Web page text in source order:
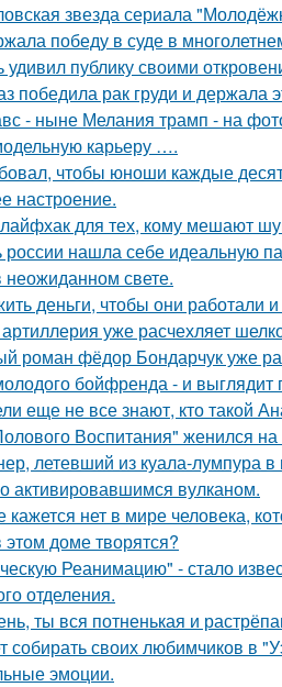
звезда сериала
победу в суде в
публику своими
победила рак груди и держала
- ныне Мелания трамп - на
карьеру ….
чтобы юноши каждые
настроение.
для тех, кому мешают
нашла себе идеальную
свете.
деньги, чтобы они работали
уже расчехляет
роман фёдор Бондарчук уже
бойфренда - и выглядит
еще не все знают, кто такой
Воспитания" женился
летевший из куала-лумпура в
активировавшимся вулканом.
нет в мире человека,
доме творятся?
Реанимацию" - стало
отделения.
ты вся потненькая и
собирать своих любимчиков в
эмоции.